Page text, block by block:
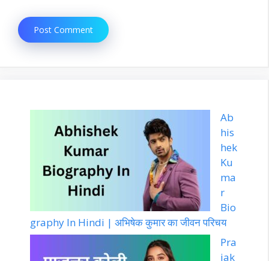
Ab
his
hek
Ku
ma
r
Bio
graphy In Hindi | अभिषेक कुमार का जीवन परिचय
Pra
jak